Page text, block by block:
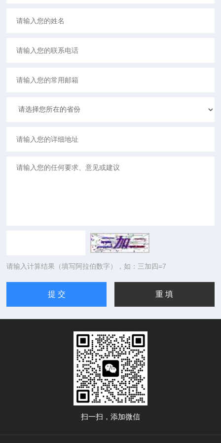
请输入计算结果（填写阿拉伯数字），如：三加四=7
扫一扫，添加微信